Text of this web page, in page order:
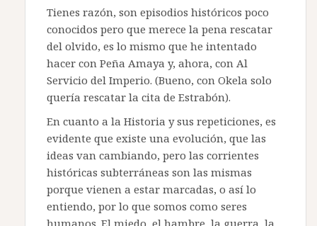
Tienes razón, son episodios históricos poco
conocidos pero que merece la pena rescatar
del olvido, es lo mismo que he intentado
hacer con Peña Amaya y, ahora, con Al
Servicio del Imperio. (Bueno, con Okela solo
quería rescatar la cita de Estrabón).
En cuanto a la Historia y sus repeticiones, es
evidente que existe una evolución, que las
ideas van cambiando, pero las corrientes
históricas subterráneas son las mismas
porque vienen a estar marcadas, o así lo
entiendo, por lo que somos como seres